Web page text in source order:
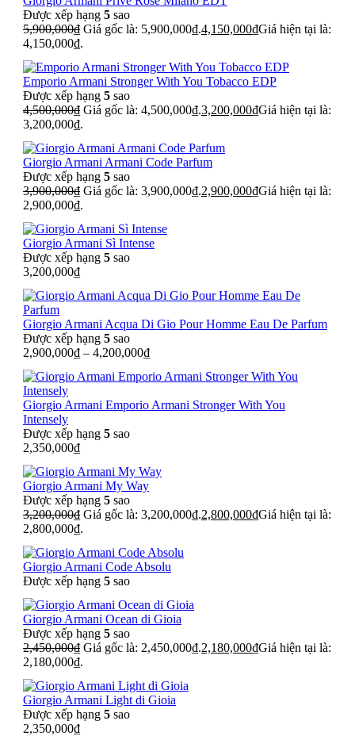
Được xếp hạng 5 sao
5,900,000₫ Giá gốc là: 5,900,000₫.4,150,000₫Giá hiện tại là:
4,150,000₫.
Emporio Armani Stronger With You Tobacco EDP
Được xếp hạng 5 sao
4,500,000₫ Giá gốc là: 4,500,000₫.3,200,000₫Giá hiện tại là:
3,200,000₫.
Giorgio Armani Armani Code Parfum
Được xếp hạng 5 sao
3,900,000₫ Giá gốc là: 3,900,000₫.2,900,000₫Giá hiện tại là:
2,900,000₫.
Giorgio Armani Sì Intense
Được xếp hạng 5 sao
3,200,000₫
Giorgio Armani Acqua Di Gio Pour Homme Eau De Parfum
Được xếp hạng 5 sao
2,900,000₫ – 4,200,000₫
Giorgio Armani Emporio Armani Stronger With You
Intensely
Được xếp hạng 5 sao
2,350,000₫
Giorgio Armani My Way
Được xếp hạng 5 sao
3,200,000₫ Giá gốc là: 3,200,000₫.2,800,000₫Giá hiện tại là:
2,800,000₫.
Giorgio Armani Code Absolu
Được xếp hạng 5 sao
Giorgio Armani Ocean di Gioia
Được xếp hạng 5 sao
2,450,000₫ Giá gốc là: 2,450,000₫.2,180,000₫Giá hiện tại là:
2,180,000₫.
Giorgio Armani Light di Gioia
Được xếp hạng 5 sao
2,350,000₫